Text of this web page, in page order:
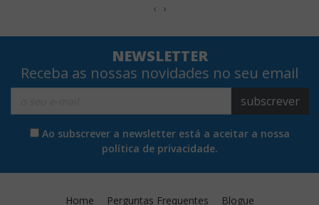
‹ ›
NEWSLETTER
Receba as nossas novidades no seu email
subscrever
Ao subscrever a newsletter está a aceitar a nossa
política de privacidade.
Home Perguntas Frequentes
Blogue